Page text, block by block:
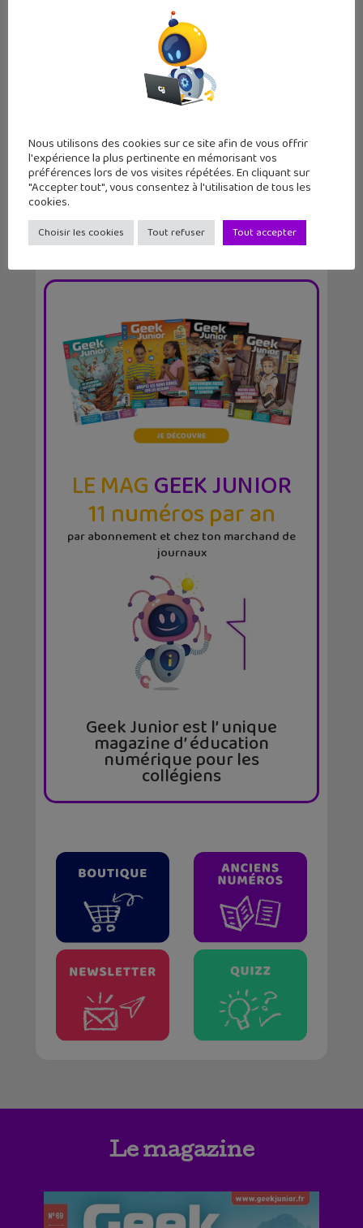
de nouveaux pe...
LE MAGGEEK JUNIOR
11 numéros par an
par abonnement et chez ton marchand de
journaux
Geek Junior est l’ unique
magazine d’ éducation
numérique pour les
collégiens
Le magazine
Nous utilisons des cookies sur ce site afin de vous offrir
l'expérience la plus pertinente en mémorisant vos
préférences lors de vos visites répétées. En cliquant sur
"Accepter tout", vous consentez à l'utilisation de tous les
cookies.
Choisir les cookies Tout refuser Tout accepter